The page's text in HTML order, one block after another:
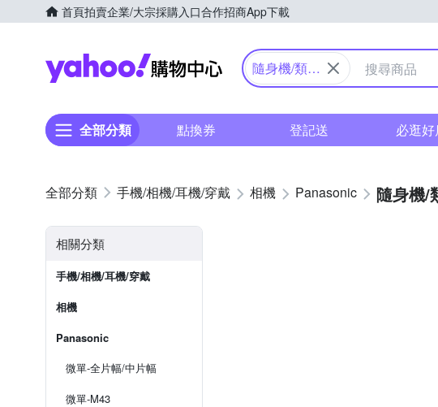
首頁拍賣企業/大宗採購入口合作招商App下載
Yahoo購物中心
隨身機/類單
全部分類 點換券 登記送 必逛好
手機/相機/耳機/穿戴 相機 Panasonic 隨身機/
相關分類
手機/相機/耳機/穿戴
相機
Panasonic
微單-全片幅/中片幅
微單-M43